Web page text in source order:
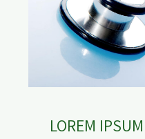
LOREM